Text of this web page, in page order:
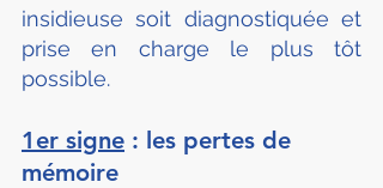
insidieuse soit diagnostiquée et
prise en charge le plus tôt
possible.
1er signe : les pertes de
mémoire